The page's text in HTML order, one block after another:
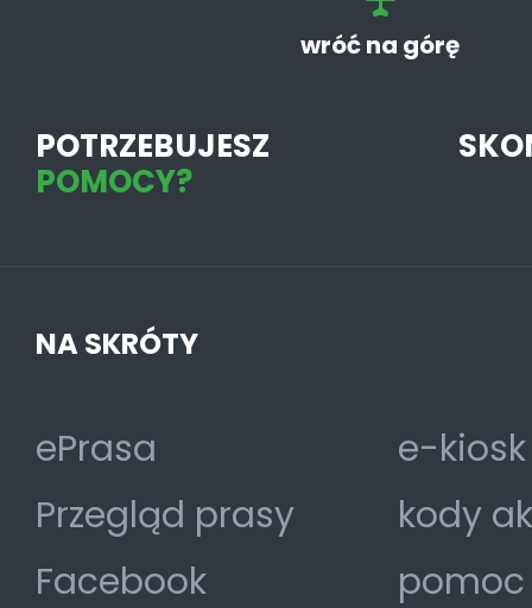
wróć na górę
POTRZEBUJESZ
POMOCY?
NA SKRÓTY
ePrasa
Przegląd prasy
Facebook
e-
kody
pomoc